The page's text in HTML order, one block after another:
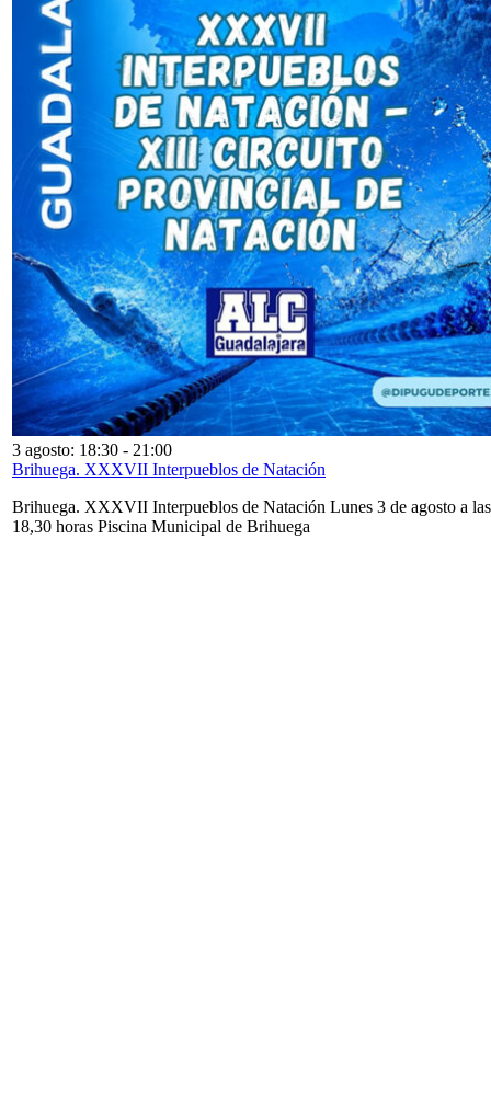
3 agosto: 18:30 - 21:00
Brihuega. XXXVII Interpueblos de Natación
Brihuega. XXXVII Interpueblos de Natación Lunes 3 de agosto a las
18,30 horas Piscina Municipal de Brihuega